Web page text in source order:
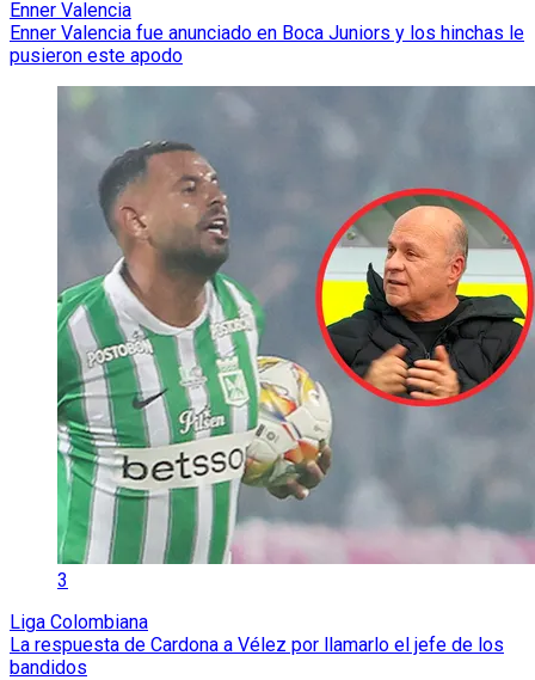
Enner Valencia
Enner Valencia fue anunciado en Boca Juniors y los hinchas le
pusieron este apodo
3
Liga Colombiana
La respuesta de Cardona a Vélez por llamarlo el jefe de los
bandidos